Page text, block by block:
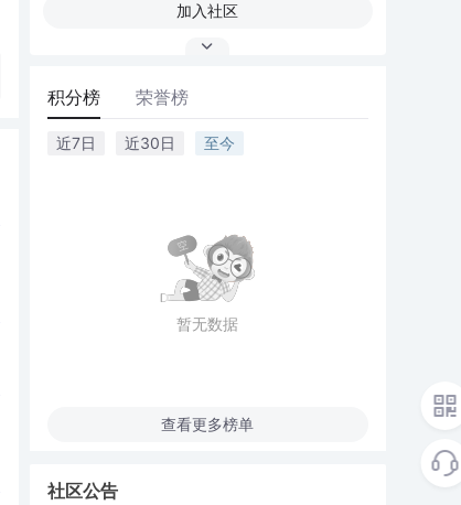
加入社区
积分榜 荣誉榜
近7日 近30日 至今
暂无数据
查看更多榜单
社区公告